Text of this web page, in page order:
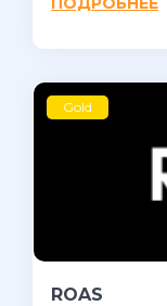
Gold
ROAS